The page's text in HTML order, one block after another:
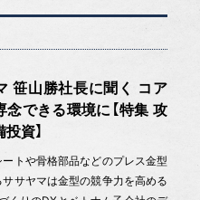
笹山勝社長に聞く コア
念できる環境に【特集 攻
資】
ートや骨格部品などのプレス金型
ササヤマは金型の競争力を高める